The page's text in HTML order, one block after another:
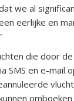
we al
eerlijke en
die door
SMS en e-mail